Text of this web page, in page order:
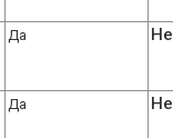
Да Не
Да Не